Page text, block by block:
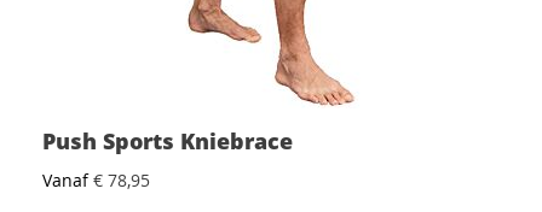
Push Sports Kniebrace
Vanaf € 78,95